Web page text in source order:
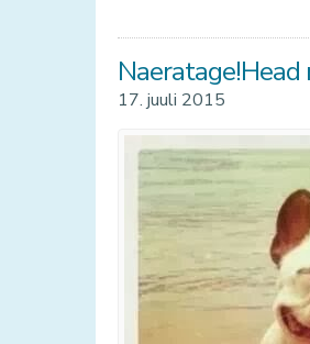
Naeratage!Head
17. juuli 2015